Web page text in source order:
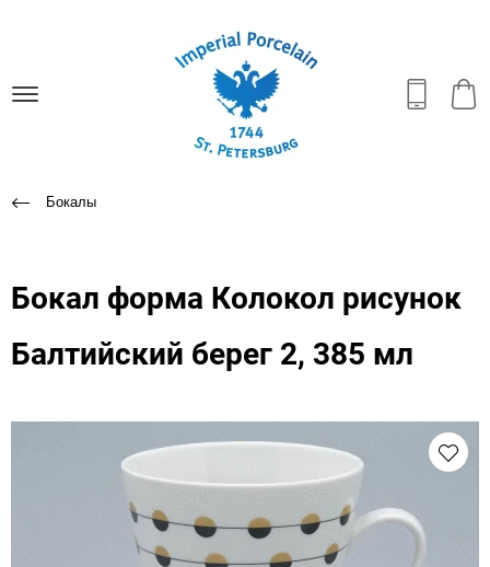
Бокалы
Бокал форма Колокол рисунок
Балтийский берег 2, 385 мл